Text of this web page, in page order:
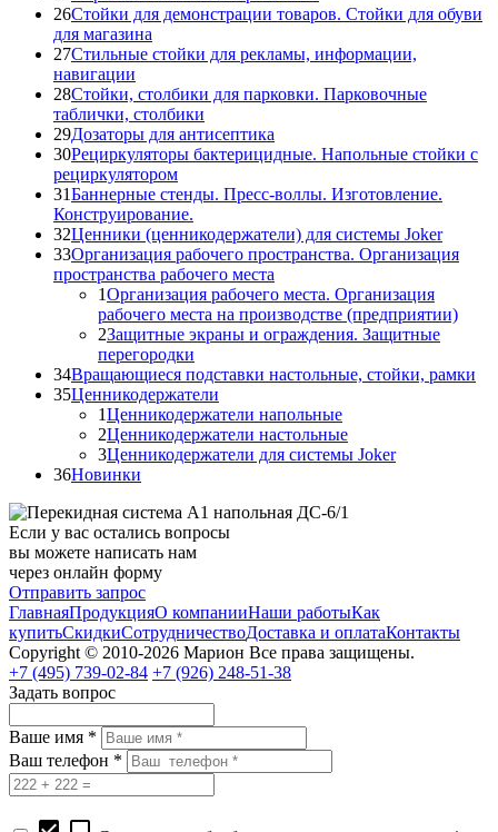
26Стойки для демонстрации товаров. Стойки для обуви
для магазина
27Стильные стойки для рекламы, информации,
навигации
28Стойки, столбики для парковки. Парковочные
таблички, столбики
29Дозаторы для антисептика
30Рециркуляторы бактерицидные. Напольные стойки с
рециркулятором
31Баннерные стенды. Пресс-воллы. Изготовление.
Конструирование.
32Ценники (ценникодержатели) для системы Joker
33Организация рабочего пространства. Организация
пространства рабочего места
1Организация рабочего места. Организация
рабочего места на производстве (предприятии)
2Защитные экраны и ограждения. Защитные
перегородки
34Вращающиеся подставки настольные, стойки, рамки
35Ценникодержатели
1Ценникодержатели напольные
2Ценникодержатели настольные
3Ценникодержатели для системы Joker
36Новинки
Если у вас остались вопросы
вы можете написать нам
через онлайн форму
Отправить запрос
ГлавнаяПродукцияО компанииНаши работыКак
купитьСкидкиСотрудничествоДоставка и оплатаКонтакты
Copyright © 2010-2026 Марион Все права защищены.
+7 (495) 739-02-84 +7 (926) 248-51-38
Задать вопрос
Ваше имя *
Ваш телефон *